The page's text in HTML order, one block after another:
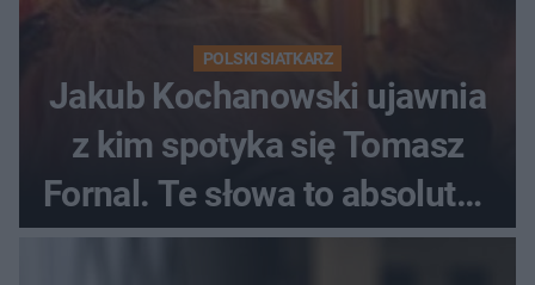
POLSKI SIATKARZ
Jakub Kochanowski ujawnia
z kim spotyka się Tomasz
Fornal. Te słowa to absolutny
hit